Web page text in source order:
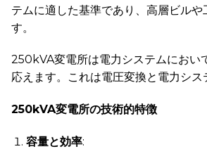
テムに適した基準であり、高層ビル
す。
250kVA変電所は電力システムにおい
応えます。これは電圧変換と電力シス
250kVA変電所の技術的特徴
容量と効率: